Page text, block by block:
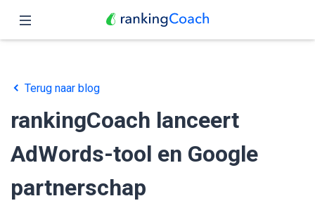
Functies
Prijzen
Partners
Blog
Terug naar blog
rankingCoach lanceert
AdWords-tool en Google
partnerschap